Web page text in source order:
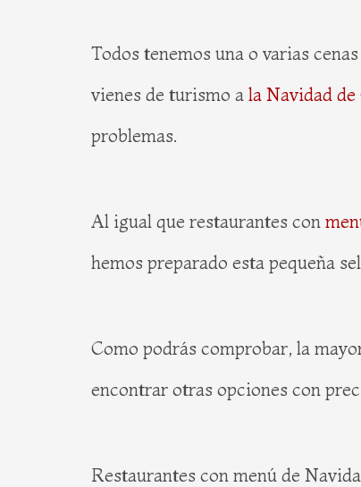
Todos tenemos una o varias
vienes de turismo a la Navidad de
problemas.
Al igual que restaurantes con
hemos preparado esta pequeña
Como podrás comprobar, la
encontrar otras opciones con
Restaurantes con menú de